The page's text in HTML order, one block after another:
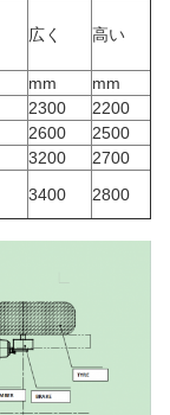
広く 高い
mm
mm
2300
2200
2600
2500
3200
2700
3400
2800